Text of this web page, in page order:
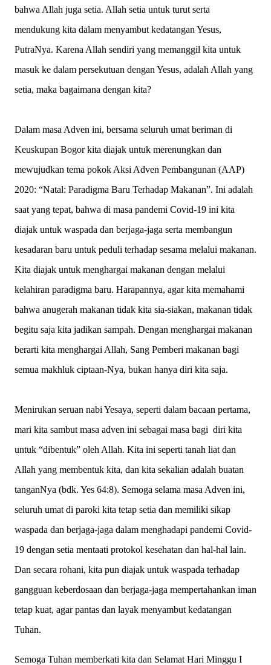
bahwa Allah juga setia. Allah setia untuk turut serta
mendukung kita dalam menyambut kedatangan Yesus,
PutraNya. Karena Allah sendiri yang memanggil kita untuk
masuk ke dalam persekutuan dengan Yesus, adalah Allah yang
setia, maka bagaimana dengan kita?
Dalam masa Adven ini, bersama seluruh umat beriman di
Keuskupan Bogor kita diajak untuk merenungkan dan
mewujudkan tema pokok Aksi Adven Pembangunan (AAP)
2020: “Natal: Paradigma Baru Terhadap Makanan”. Ini adalah
saat yang tepat, bahwa di masa pandemi Covid-19 ini kita
diajak untuk waspada dan berjaga-jaga serta membangun
kesadaran baru untuk peduli terhadap sesama melalui makanan.
Kita diajak untuk menghargai makanan dengan melalui
kelahiran paradigma baru. Harapannya, agar kita memahami
bahwa anugerah makanan tidak kita sia-siakan, makanan tidak
begitu saja kita jadikan sampah. Dengan menghargai makanan
berarti kita menghargai Allah, Sang Pemberi makanan bagi
semua makhluk ciptaan-Nya, bukan hanya diri kita saja.
Menirukan seruan nabi Yesaya, seperti dalam bacaan pertama,
mari kita sambut masa adven ini sebagai masa bagi diri kita
untuk “dibentuk” oleh Allah. Kita ini seperti tanah liat dan
Allah yang membentuk kita, dan kita sekalian adalah buatan
tanganNya (bdk. Yes 64:8). Semoga selama masa Adven ini,
seluruh umat di paroki kita tetap setia dan memiliki sikap
waspada dan berjaga-jaga dalam menghadapi pandemi Covid-
19 dengan setia mentaati protokol kesehatan dan hal-hal lain.
Dan secara rohani, kita pun diajak untuk waspada terhadap
gangguan keberdosaan dan berjaga-jaga mempertahankan iman
tetap kuat, agar pantas dan layak menyambut kedatangan
Tuhan.
Semoga Tuhan memberkati kita dan Selamat Hari Minggu I